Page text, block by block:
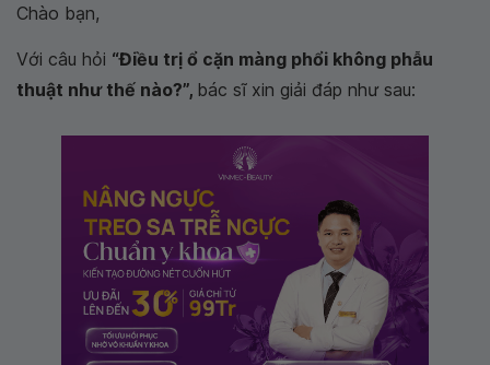
Chào bạn,
Với câu hỏi “Điều trị ổ cặn màng phổi không phẫu
thuật như thế nào?”, bác sĩ xin giải đáp như sau: